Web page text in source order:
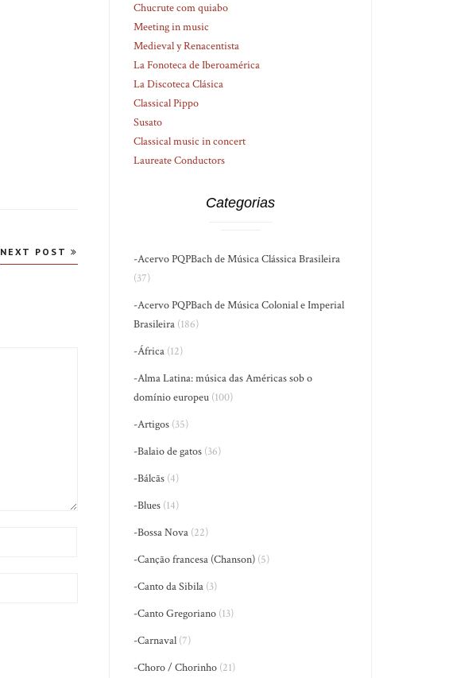
NEXT POST
Chucrute com quiabo
Meeting in music
Medieval y Renacentista
La Fonoteca de Iberoamérica
La Discoteca Clásica
Classical Pippo
Susato
Classical music in concert
Laureate Conductors
Categorias
-Acervo PQPBach de Música Clássica Brasileira
(37)
-Acervo PQPBach de Música Colonial e Imperial
Brasileira (186)
-África (12)
-Alma Latina: música das Américas sob o
domínio europeu (100)
-Artigos (35)
-Balaio de gatos (36)
-Bálcãs (4)
-Blues (14)
-Bossa Nova (22)
-Canção francesa (Chanson) (5)
-Canto da Sibila (3)
-Canto Gregoriano (13)
-Carnaval (7)
-Choro / Chorinho (21)